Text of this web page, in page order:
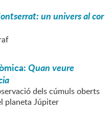
un univers al cor
Quan veure
dels cúmuls oberts
planeta Júpiter